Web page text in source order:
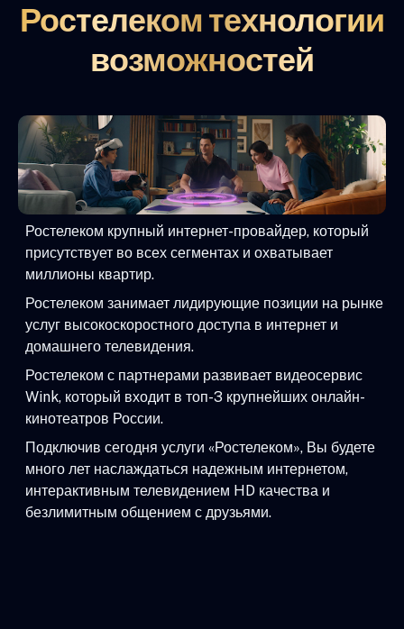
Ростелеком технологии
возможностей
Ростелеком крупный интернет-провайдер, который
присутствует во всех сегментах и охватывает
миллионы квартир.
Ростелеком занимает лидирующие позиции на рынке
услуг высокоскоростного доступа в интернет и
домашнего телевидения.
Ростелеком с партнерами развивает видеосервис
Wink, который входит в топ-3 крупнейших онлайн-
кинотеатров России.
Подключив сегодня услуги «Ростелеком», Вы будете
много лет наслаждаться надежным интернетом,
интерактивным телевидением HD качества и
безлимитным общением с друзьями.